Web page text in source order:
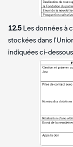
12.5 Les données à
stockées dans
indiquées ci-